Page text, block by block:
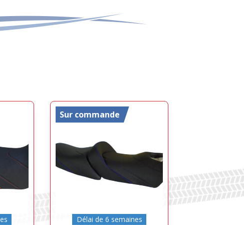
Sur commande
Délai de 6 semaines